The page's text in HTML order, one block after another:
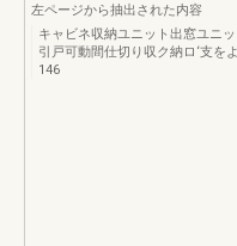
左ページから抽出された内容
キャビネ収納ユニット出窓ユニ
引戸可動間仕切り収ク納ロ‘支を
146